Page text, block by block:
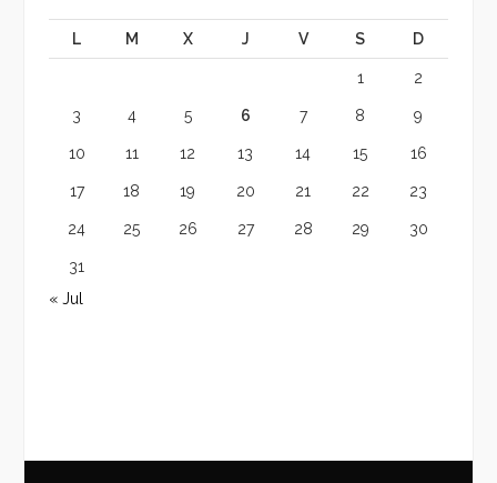
L M X J V S D
1 2
3 4 5 6 7 8 9
10 11 12 13 14 15 16
17 18 19 20 21 22 23
24 25 26 27 28 29 30
31
« Jul